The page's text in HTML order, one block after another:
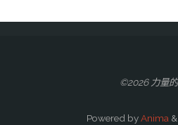
©2026 力量
Powered byAnima &